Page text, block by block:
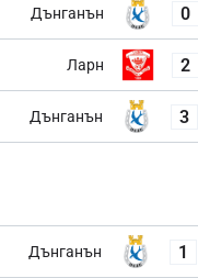
Дънганън 0
Ларн 2
Дънганън 3
Дънганън 1